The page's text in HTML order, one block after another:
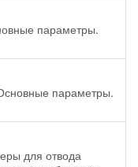
параметры.
параметры.
для отвода